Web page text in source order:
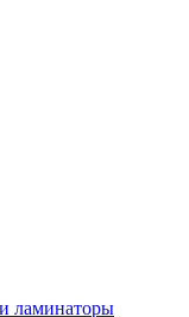
ламинаторы